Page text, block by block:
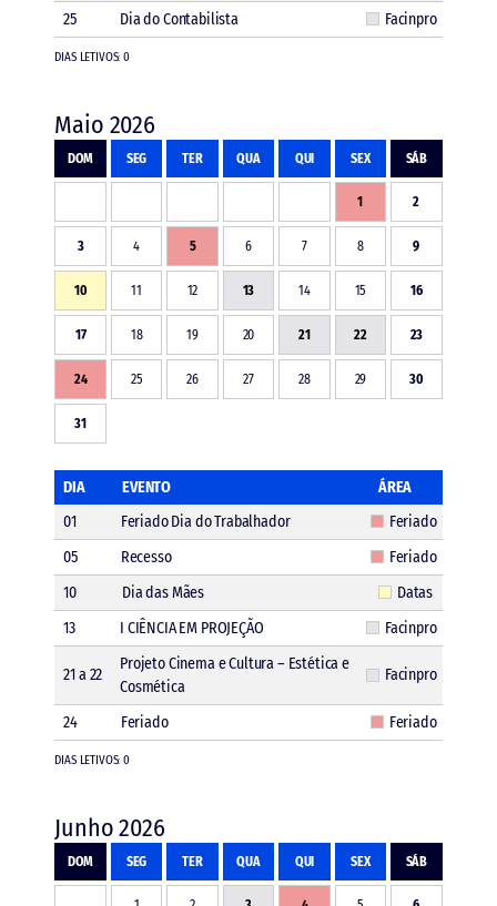
25 Dia do Contabilista Facinpro
DIAS LETIVOS: 0
Maio 2026
DOM SEG TER QUA QUI SEX SÁB
1 2
3 4 5 6 7 8 9
10 11 12 13 14 15 16
17 18 19 20 21 22 23
24 25 26 27 28 29 30
31
DIA EVENTO
ÁREA
01
Feriado Dia do Trabalhador
Feriado
05
Recesso
Feriado
10
Dia das Mães
Datas
13
I CIÊNCIA EM PROJEÇÃO Facinpro
21 a 22
Projeto Cinema e Cultura – Estética e
Cosmética
Facinpro
24 Feriado Feriado
DIAS LETIVOS: 0
Junho 2026
DOM SEG TER QUA QUI SEX SÁB